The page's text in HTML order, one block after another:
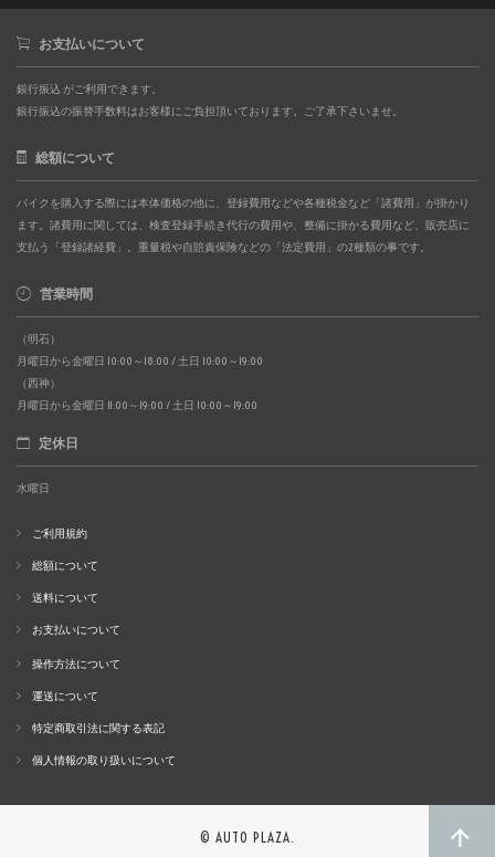
お支払いについて
銀行振込 がご利用できます。
銀行振込の振替手数料はお客様にご負担頂いております。ご了承下さいませ。
総額について
バイクを購入する際には本体価格の他に、登録費用などや各種税金など「諸費用」が掛かり
ます。諸費用に関しては、検査登録手続き代行の費用や、整備に掛かる費用など、販売店に
支払う「登録諸経費」。重量税や自賠責保険などの「法定費用」の2種類の事です。
営業時間
（明石）
月曜日から金曜日 10:00～18:00 / 土日 10:00～19:00
（西神）
月曜日から金曜日 11:00～19:00 / 土日 10:00～19:00
定休日
水曜日
ご利用規約
総額について
送料について
お支払いについて
操作方法について
運送について
特定商取引法に関する表記
個人情報の取り扱いについて
© AUTO PLAZA.